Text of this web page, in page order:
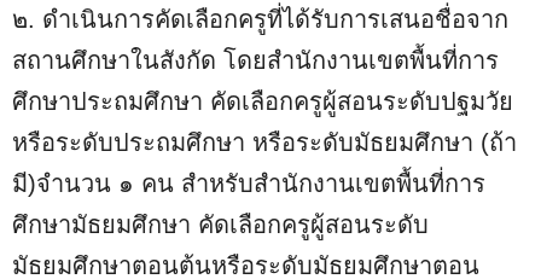
๒. ดำเนินการคัดเลือกครูที่ได้รับการเสนอชื่อจาก
สถานศึกษาในสังกัด โดยสำนักงานเขตพื้นที่การ
ศึกษาประถมศึกษา คัดเลือกครูผู้สอนระดับปฐมวัย
หรือระดับประถมศึกษา หรือระดับมัธยมศึกษา (ถ้า
มี)จำนวน ๑ คน สำหรับสำนักงานเขตพื้นที่การ
ศึกษามัธยมศึกษา คัดเลือกครูผู้สอนระดับ
มัธยมศึกษาตอนต้นหรือระดับมัธยมศึกษาตอน